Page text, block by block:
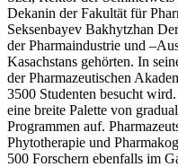
Dekanin der Fakultät für
Seksenbayev Bakhytzhan
der Pharmaindustrie und
Kasachstans gehörten. In
der Pharmazeutischen
3500 Studenten besucht
eine breite Palette von
Programmen auf.
Phytotherapie und
500 Forschern ebenfalls im